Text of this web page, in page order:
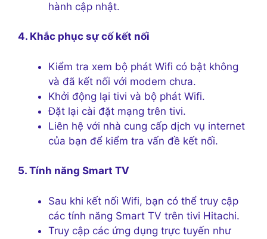
hành cập nhật.
4. Khắc phục sự cố kết nối
Kiểm tra xem bộ phát Wifi có bật không
và đã kết nối với modem chưa.
Khởi động lại tivi và bộ phát Wifi.
Đặt lại cài đặt mạng trên tivi.
Liên hệ với nhà cung cấp dịch vụ internet
của bạn để kiểm tra vấn đề kết nối.
5. Tính năng Smart TV
Sau khi kết nối Wifi, bạn có thể truy cập
các tính năng Smart TV trên tivi Hitachi.
Truy cập các ứng dụng trực tuyến như